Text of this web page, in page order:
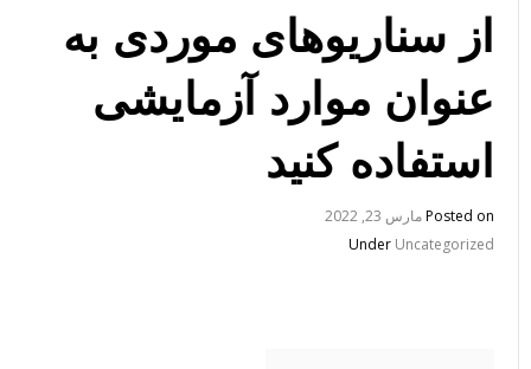
از سناریوهای موردی به
عنوان موارد آزمایشی
استفاده کنید
Posted onمارس 23, 2022
UnderUncategorized